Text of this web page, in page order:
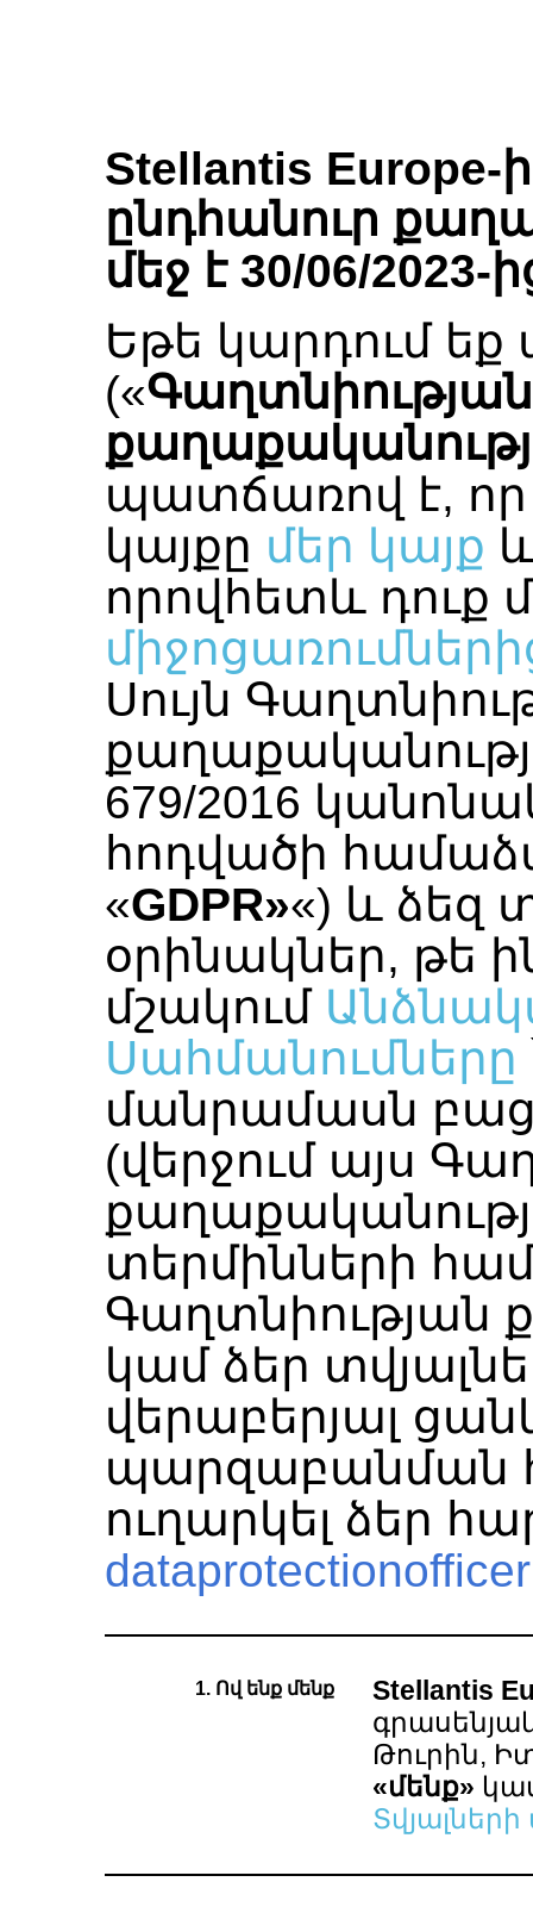
Stellantis
ընդհանուր
մեջ է 30/06/2023-
Եթե կարդում
(«Գաղտնիության
պատճառով է, որ
կայքը մեր կայք
որովհետև դուք
Սույն
679/2016
հոդվածի
«GDPR»«) և ձեզ
օրինակներ, թե
մշակում
Սահմանումները
մանրամասն
(վերջում այս
տերմինների
Գաղտնիության
կամ ձեր
վերաբերյալ
պարզաբանման
ուղարկել ձեր
1. Ով ենք մենք
Stellantis
Թուրին,
«մենք»